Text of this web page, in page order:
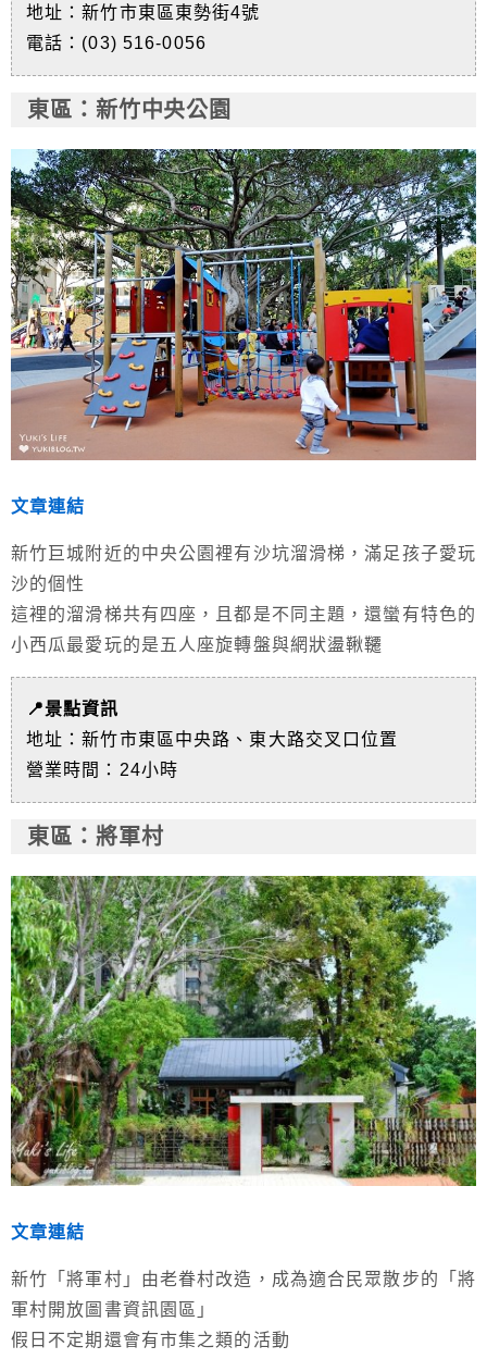
地址：新竹市東區東勢街4號
電話：(03) 516-0056
東區 ：新竹中央公園
文章連結
新竹巨城附近的中央公園裡有沙坑溜滑梯，滿足孩子愛玩
沙的個性
這裡的溜滑梯共有四座，且都是不同主題，還蠻有特色的
小西瓜最愛玩的是五人座旋轉盤與網狀盪鞦韆
📍景點資訊
地址：新竹市東區中央路、東大路交叉口位置
營業時間：24小時
東區 ：將軍村
文章連結
新竹「將軍村」由老眷村改造，成為適合民眾散步的「將
軍村開放圖書資訊園區」
假日不定期還會有市集之類的活動